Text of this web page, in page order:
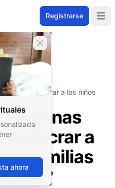
Registrarse
Cerrar banner
ahora
de involucrar a los niños
algunas
a
familias